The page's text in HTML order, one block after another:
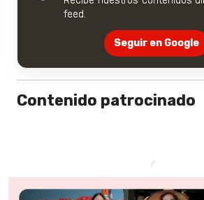
feed.
Seguir en Google
Contenido patrocinado